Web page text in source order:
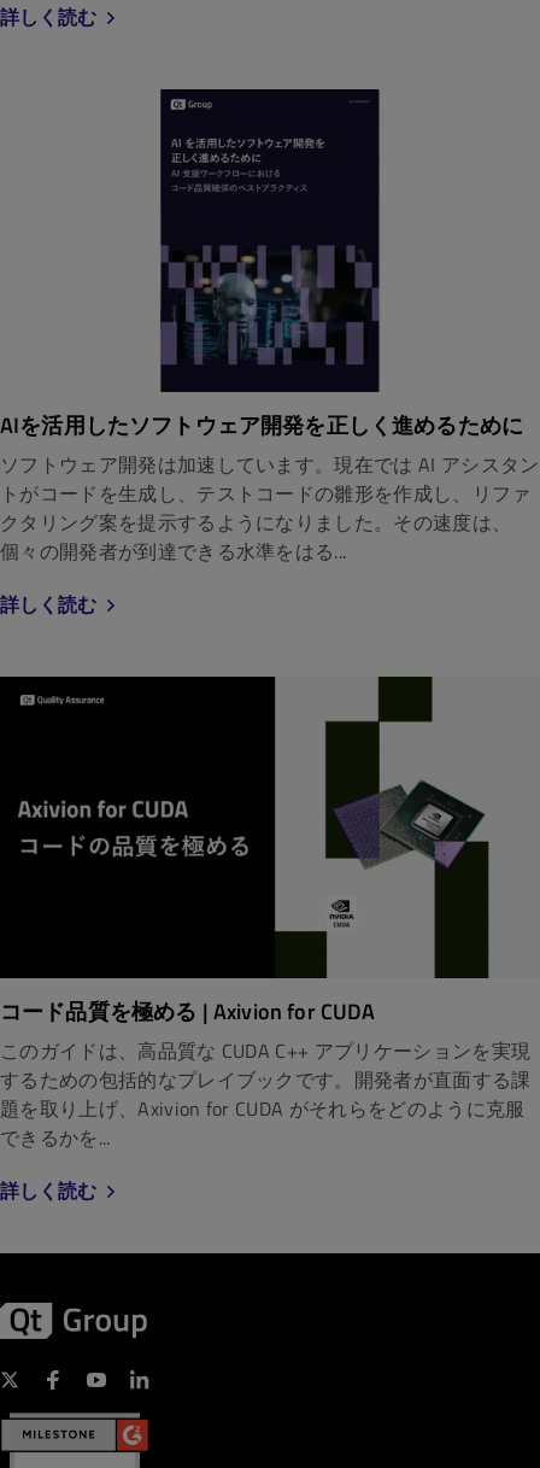
詳しく読む
AIを活用したソフトウェア開発を正しく進めるために
ソフトウェア開発は加速しています。現在では AI アシスタン
トがコードを生成し、テストコードの雛形を作成し、リファ
クタリング案を提示するようになりました。その速度は、
個々の開発者が到達できる水準をはる...
詳しく読む
コード品質を極める | Axivion for CUDA
このガイドは、高品質な CUDA C++ アプリケーションを実現
するための包括的なプレイブックです。開発者が直面する課
題を取り上げ、Axivion for CUDA がそれらをどのように克服
できるかを...
詳しく読む